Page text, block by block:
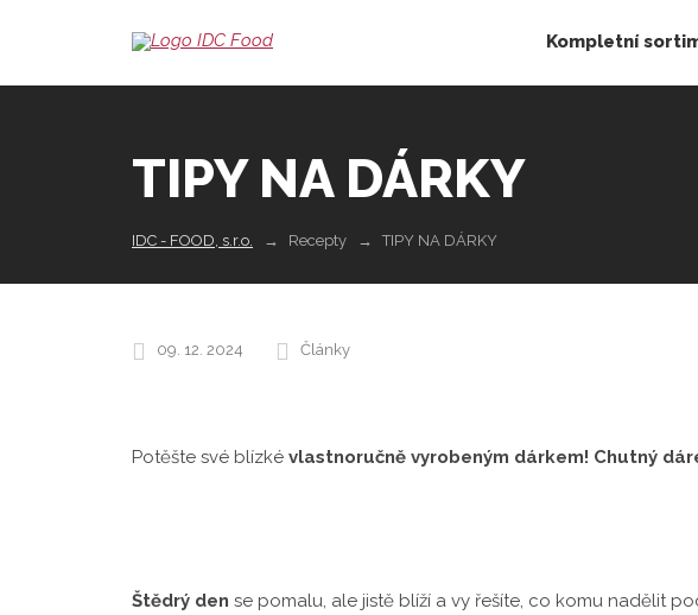
Kompletní
TIPY NA DÁRKY
IDC - FOOD, s.r.o. Recepty TIPY NA DÁRKY
09. 12. 2024 Články
Potěšte své blízké vlastnoručně vyrobeným dárkem! Chutný
Štědrý den se pomalu, ale jistě blíží a vy řešíte, co komu nadělit